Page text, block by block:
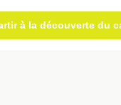
à la découverte du